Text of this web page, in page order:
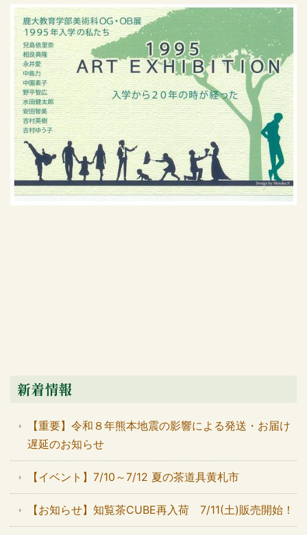
新着情報
【重要】令和８年熊本地震の影響による発送・お届け
遅延のお知らせ
【イベント】7/10～7/12 夏の茶道具黄札市
【お知らせ】知覧茶CUBE再入荷 7/11(土)販売開始！